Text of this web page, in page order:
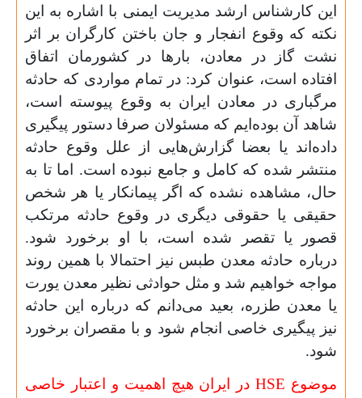
این کارشناس ارشد مدیریت ایمنی با اشاره به این
نکته که وقوع انفجار و جان باختن کارگران بر اثر
نشت گاز در معادن، بارها در کشورمان اتفاق
افتاده است، عنوان کرد: در تمام مواردی که حادثه
مرگباری در معادن ایران به وقوع پیوسته است،
شاهد آن بوده‌ایم که مسئولان صرفا دستور پیگیری
داده‌اند یا بعضا گزارش‌هایی از علل وقوع حادثه
منتشر شده که کامل و جامع نبوده است. اما تا به
حال، مشاهده نشده که اگر پیمانکار یا هر شخص
حقیقی یا حقوقی دیگری در وقوع حادثه مرتکب
قصور یا تقصر شده است، با او برخورد شود.
درباره حادثه معدن طبس نیز احتمالا با همین روند
مواجه خواهیم شد و مثل حوادثی نظیر معدن یورت
یا معدن طزره، بعید می‌دانم که درباره این حادثه
نیز پیگیری خاصی انجام شود و با مقصران برخورد
شود.
موضوع HSEدر ایران هیچ اهمیت و اعتبار خاصی